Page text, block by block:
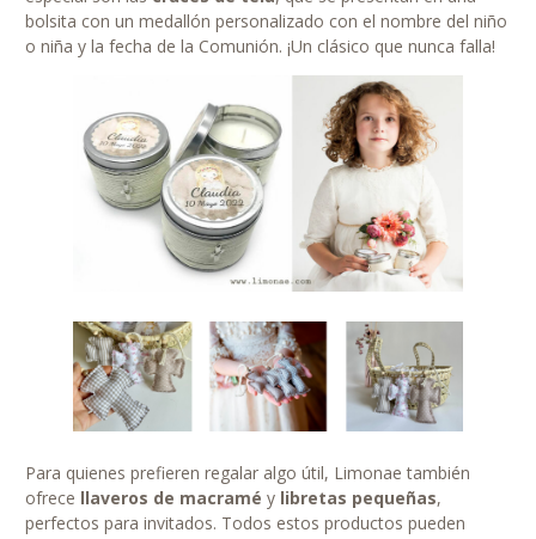
bolsita con un medallón personalizado con el nombre del niño
o niña y la fecha de la Comunión. ¡Un clásico que nunca falla!
Para quienes prefieren regalar algo útil, Limonae también
ofrece llaveros de macramé y libretas pequeñas,
perfectos para invitados. Todos estos productos pueden